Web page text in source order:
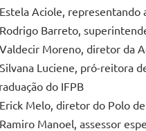
Aciole, representando
Barreto,
Moreno, diretor da
Luciene, pró-reitora
do IFPB
Melo, diretor do Polo
Manoel, assessor